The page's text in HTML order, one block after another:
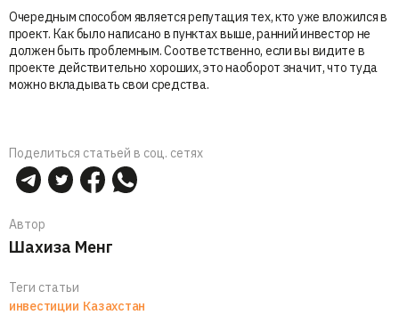
Очередным способом является репутация тех, кто уже вложился в
проект. Как было написано в пунктах выше, ранний инвестор не
должен быть проблемным. Соответственно, если вы видите в
проекте действительно хороших, это наоборот значит, что туда
можно вкладывать свои средства.
Поделиться статьей в соц. сетях
Автор
Шахиза Менг
Теги статьи
инвестиции Казахстан